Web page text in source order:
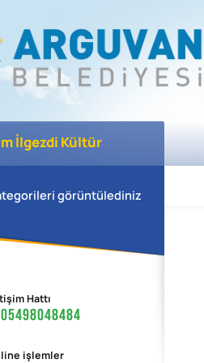
İlgezdi Kültür
görüntülediniz
Hattı
işlemler